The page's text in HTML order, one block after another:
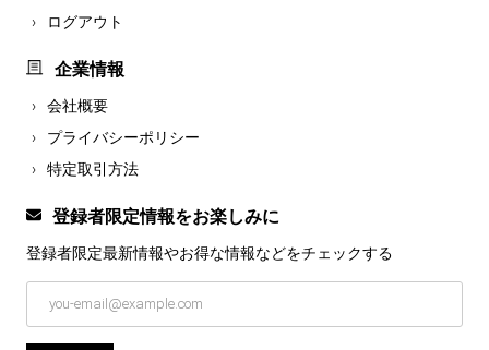
ログアウト
企業情報
会社概要
プライバシーポリシー
特定取引方法
登録者限定情報をお楽しみに
登録者限定最新情報やお得な情報などをチェックする